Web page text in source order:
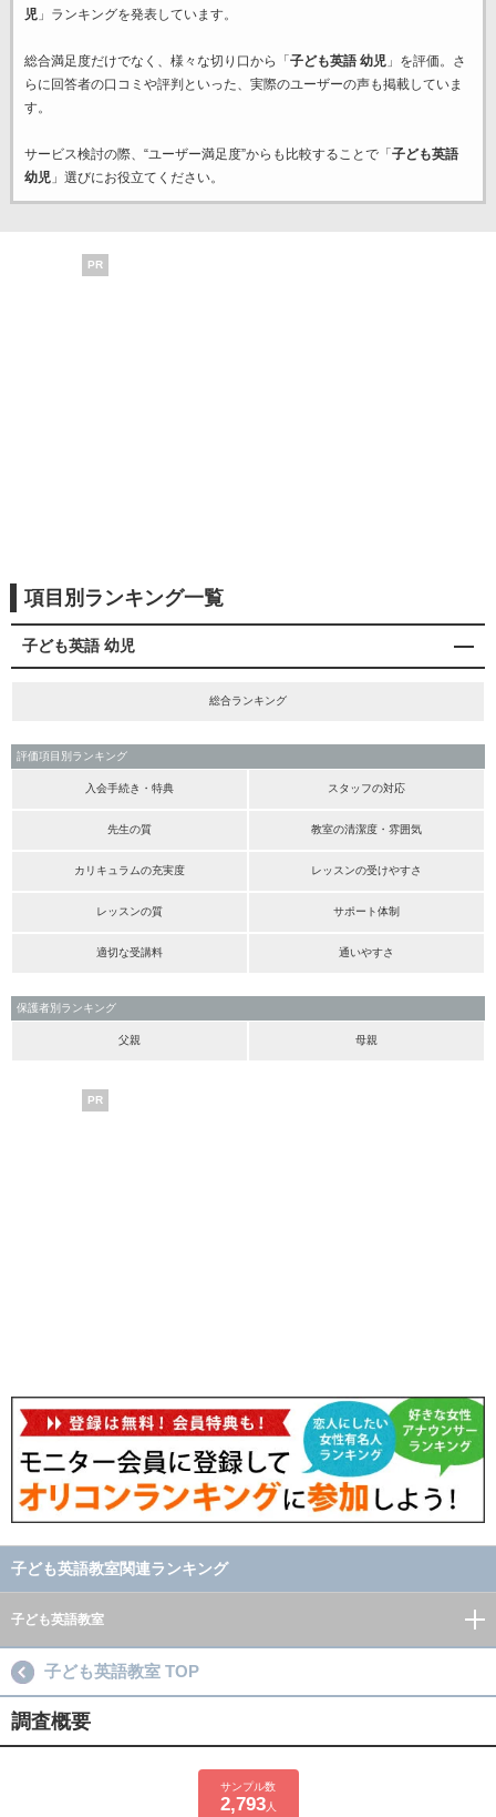
児」ランキングを発表しています。
総合満足度だけでなく、様々な切り口から「 子ども英語 幼児」を評価。さ
らに回答者の口コミや評判といった、実際のユーザーの声も掲載していま
す。
サービス検討の際、“ユーザー満足度”からも比較することで「 子ども英語
幼児」選びにお役立てください。
PR
項目別ランキング一覧
子ども英語 幼児
総合ランキング
評価項目別ランキング
入会手続き・特典 スタッフの対応
先生の質 教室の清潔度・雰囲気
カリキュラムの充実度 レッスンの受けやすさ
レッスンの質 サポート体制
適切な受講料 通いやすさ
保護者別ランキング
父親 母親
PR
子ども英語教室関連ランキング
子ども英語教室
子ども英語教室 TOP
調査概要
サンプル数
2,793人